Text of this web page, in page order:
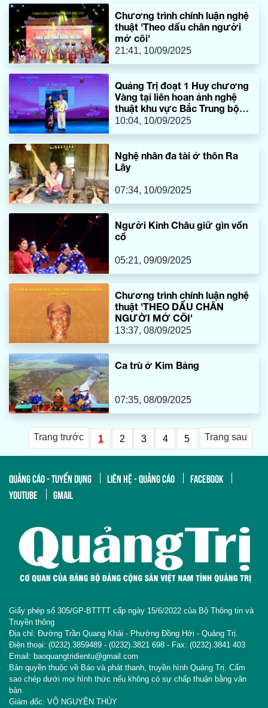
thắm như chính con người quê tôi, mộc mạc mà nghĩa tình.
Làng là nơi neo đậu tâm hồn tôi...Chương trình chính luận nghệ
thuật 'Theo dấu chân người
mở cõi'
21:41, 10/09/2025
Quảng Trị đoạt 1 Huy chương
Vàng tại liên hoan ảnh nghệ
thuật khu vực Bắc Trung bộ
lần thứ 31
10:04, 10/09/2025
Nghệ nhân đa tài ở thôn Ra
Lây
07:34, 10/09/2025
Người Kinh Châu giữ gìn vốn
cổ
05:21, 09/09/2025
Chương trình chính luận nghệ
thuật 'THEO DẤU CHÂN
NGƯỜI MỞ CÕI'
13:37, 08/09/2025
Ca trù ở Kim Bảng
07:35, 08/09/2025
Trang trước 1 2 3 4 5 Trang sau
QUẢNG CÁO - TUYỂN DỤNG LIÊN HỆ - QUẢNG CÁO
FACEBOOK
YOUTUBE
GMAIL
Giấy phép số 305/GP-BTTTT cấp ngày 15/6/2022 của Bộ Thông tin và
Truyền thông
Địa chỉ: Đường Trần Quang Khải - Phường Đồng Hới - Quảng Trị.
Điện thoại: (0232).3859489 - (0232).3821 698 - Fax: (0232).3841 403
Email: baoquangtridientu@gmail.com
Bản quyền thuộc về Báo và phát thanh, truyền hình Quảng Trị. Cấm
sao chép dưới mọi hình thức nếu không có sự chấp thuận bằng văn
bản.
Giám đốc: VÕ NGUYÊN THỦY